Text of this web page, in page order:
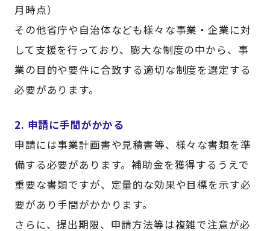
月時点）
その他省庁や自治体なども様々な事業・企業に対
して支援を行っており、膨大な制度の中から、事
業の目的や要件に合致する適切な制度を選定する
必要があります。
2. 申請に手間がかかる
申請には事業計画書や見積書等、様々な書類を準
備する必要があります。補助金を獲得するうえで
重要な書類ですが、定量的な効果や目標を示す必
要があり手間がかかります。
さらに、提出期限、申請方法等は複雑で注意が必